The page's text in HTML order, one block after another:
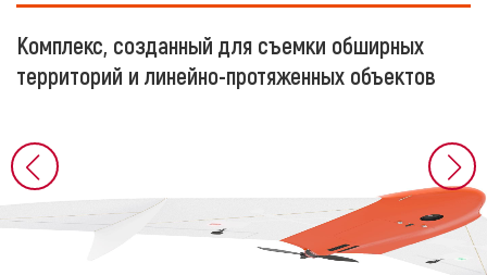
Комплекс, созданный для съемки обширных
территорий и линейно-протяженных объектов